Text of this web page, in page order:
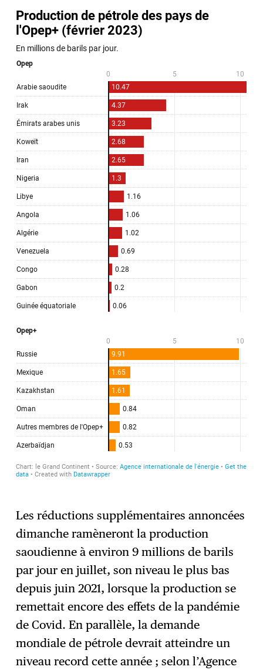
Les réductions supplémentaires annoncées
dimanche ramèneront la production
saoudienne à environ 9 millions de barils
par jour en juillet, son niveau le plus bas
depuis juin 2021, lorsque la production se
remettait encore des effets de la pandémie
de Covid. En parallèle, la demande
mondiale de pétrole devrait atteindre un
niveau record cette année ; selon l’Agence